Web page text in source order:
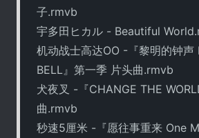
子.rmvb
宇多田ヒカル - Beautiful
机动战士高达OO -『黎明的钟声
BELL』第一季 片头曲.rmvb
犬夜叉 -『CHANGE THE
曲.rmvb
秒速5厘米 -『愿往事重来 One